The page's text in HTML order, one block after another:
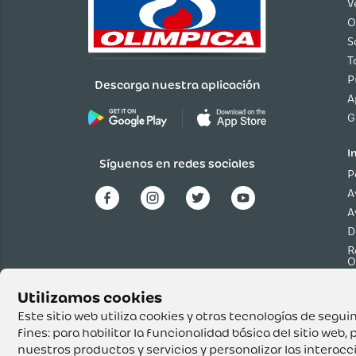
Este sitio web utiliza cookies y otras tecnologías de
fines: para habilitar la funcionalidad básica del sitio web,
nuestros productos y servicios y personalizar las
Descarga nuestra aplicación
Síguenos en redes sociales